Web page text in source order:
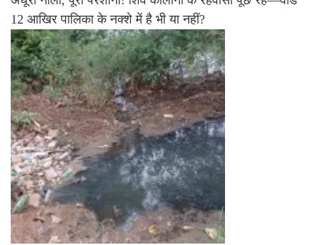
12 आखिर पालिका के नक्शे में है भी या नहीं?